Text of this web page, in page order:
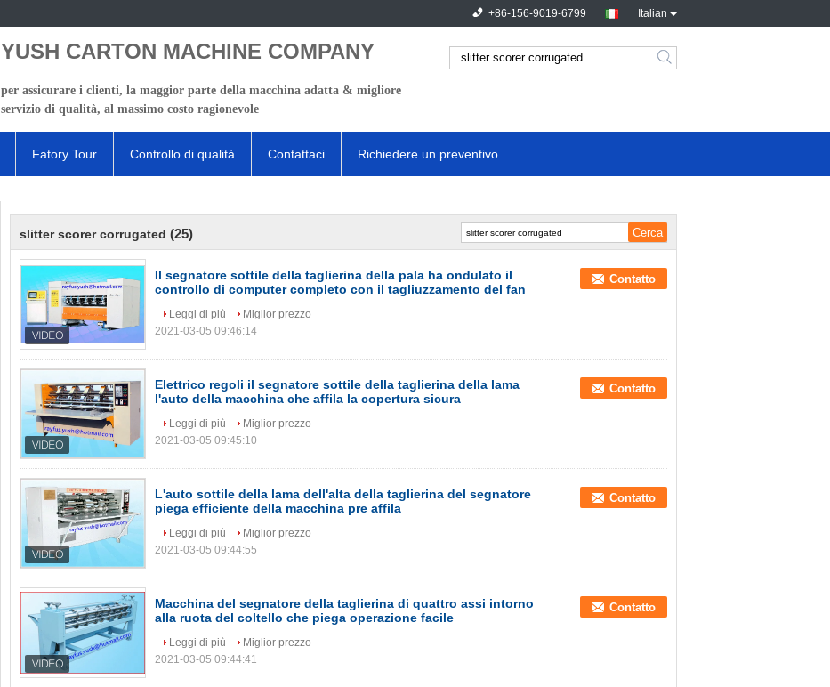
Italian
+86-156-9019-6799
YUSH CARTON MACHINE COMPANY
per assicurare i clienti, la maggior parte della macchina adatta & migliore
servizio di qualità, al massimo costo ragionevole
Fatory Tour Controllo di qualità Contattaci Richiedere un preventivo
slitter scorer corrugated (25)
Il segnatore sottile della taglierina della pala ha ondulato il
controllo di computer completo con il tagliuzzamento del fan
Contatto
Leggi di più
Miglior prezzo
2021-03-05 09:46:14
Elettrico regoli il segnatore sottile della taglierina della lama
l'auto della macchina che affila la copertura sicura
Contatto
Leggi di più
Miglior prezzo
2021-03-05 09:45:10
L'auto sottile della lama dell'alta della taglierina del segnatore
piega efficiente della macchina pre affila
Contatto
Leggi di più
Miglior prezzo
2021-03-05 09:44:55
Macchina del segnatore della taglierina di quattro assi intorno
alla ruota del coltello che piega operazione facile
Contatto
Leggi di più
Miglior prezzo
2021-03-05 09:44:41